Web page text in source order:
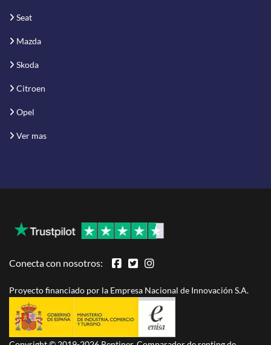
Seat
Mazda
Skoda
Citroen
Opel
Ver mas
Conecta con nosotros:
Proyecto financiado por la Empresa Nacional de Innovación S.A.